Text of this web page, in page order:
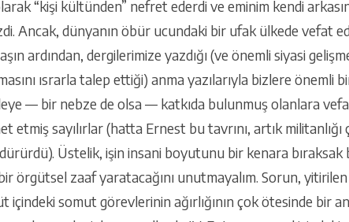
“kişi kültünden” nefret ederdi ve eminim kendi
Ancak, dünyanın öbür ucundaki bir ufak ülkede vefat
ardından, dergilerimize yazdığı (ve önemli siyasi
ısrarla talep ettiği) anma yazılarıyla bizlere önemli
— bir nebze de olsa — katkıda bulunmuş olanlara
etmiş sayılırlar (hatta Ernest bu tavrını, artık militanlığı
Üstelik, işin insani boyutunu bir kenara bıraksak
örgütsel zaaf yaratacağını unutmayalım. Sorun,
somut görevlerinin ağırlığının çok ötesinde bir